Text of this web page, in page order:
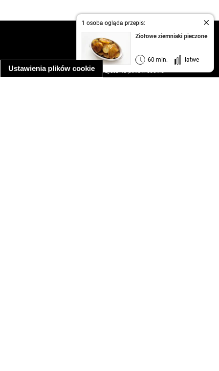
Ustawienia plików cookie
1 osoba ogląda przepis:
Ziołowe ziemniaki pieczone
60 min. łatwe
regulamin
informacja o prywatności
informacja o wykorzystaniu plików cookie